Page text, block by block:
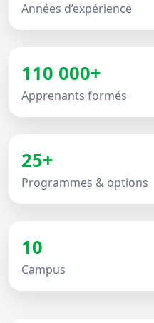
Années d’expérience
110 000+
Apprenants formés
25+
Programmes & options
10
Campus